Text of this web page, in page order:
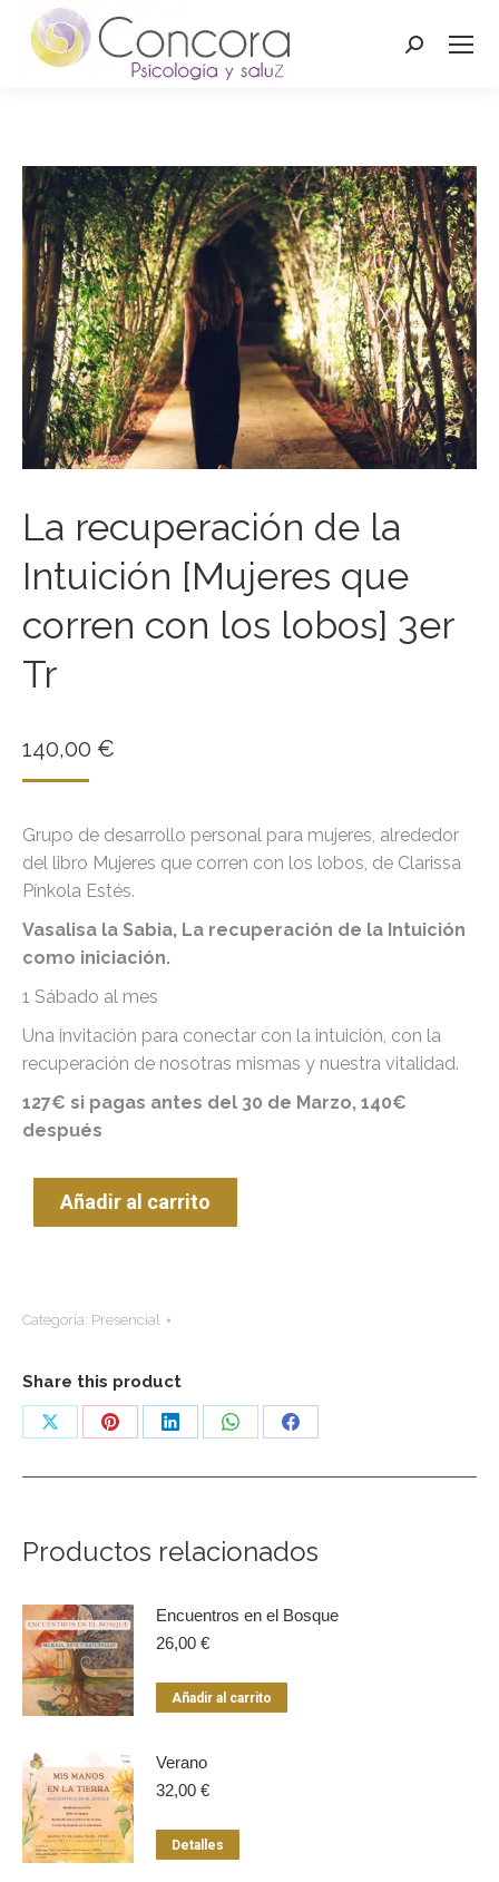
Buscar:
La recuperación de la
Intuición [Mujeres que
corren con los lobos] 3er
Tr
140,00 €
Grupo de desarrollo personal para mujeres, alrededor
del libro Mujeres que corren con los lobos, de Clarissa
Pínkola Estés.
Vasalisa la Sabia, La recuperación de la Intuición
como iniciación.
1 Sábado al mes
Una invitación para conectar con la intuición, con la
recuperación de nosotras mismas y nuestra vitalidad.
127€ si pagas antes del 30 de Marzo, 140€
después
Añadir al carrito
Categoría: Presencial
Share this product
CompartirCompartirCompartirCompartirCompartir
Productos relacionados
Encuentros en el Bosque
26,00 €
Añadir al carrito
Verano
32,00 €
Detalles